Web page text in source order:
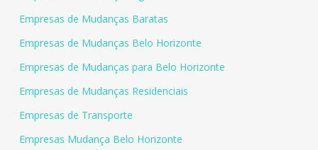
Empresas de Mudanças Baratas
Empresas de Mudanças Belo Horizonte
Empresas de Mudanças para Belo Horizonte
Empresas de Mudanças Residenciais
Empresas de Transporte
Empresas Mudança Belo Horizonte